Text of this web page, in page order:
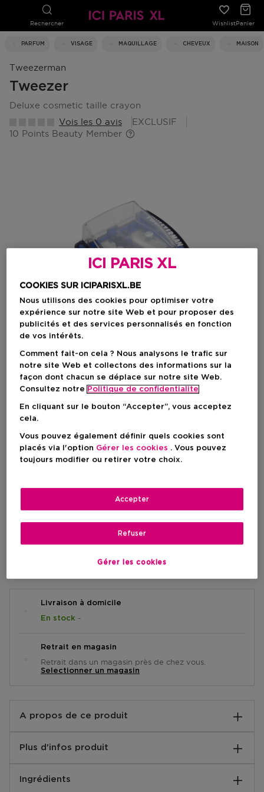
Rechercher WishlistPanier
PARFUM VISAGE MAQUILLAGE CHEVEUX MAISON
Tweezerman
Tweezer
deluxe cosmetic taille crayon
Vois les 0 avis
EXCLUSIF
10 Points Beauty Member
Choisissez votre format
1 ST
1 ST
Prix promotionnel
10,07 €
Prix promotionnel
AJOUTER AU PANIER
Livraison à domicile
En stock -
Retrait en magasin
Retrait dans un magasin près de chez vous.
Selectionner un magasin
A propos de ce produit
Contient une tige spéciale pour l'evacuation des
Plus d'infos produit
Placez le crayon dans la partie étroite ou large et
Ingrédients
ICI PARIS XL
COOKIES SUR ICIPARISXL.BE
Nous utilisons des cookies pour optimiser votre
expérience sur notre site Web et pour proposer des
publicités et des services personnalisés en fonction
de vos intérêts.
Comment fait-on cela ? Nous analysons le trafic sur
notre site Web et collectons des informations sur la
façon dont chacun se déplace sur notre site Web.
Consultez notre Politique de confidentialite
En cliquant sur le bouton “Accepter”, vous acceptez
cela.
Vous pouvez également définir quels cookies sont
placés via l'option Gérer les cookies . Vous pouvez
toujours modifier ou retirer votre choix.
Gérer les cookies
Refuser
Accepter